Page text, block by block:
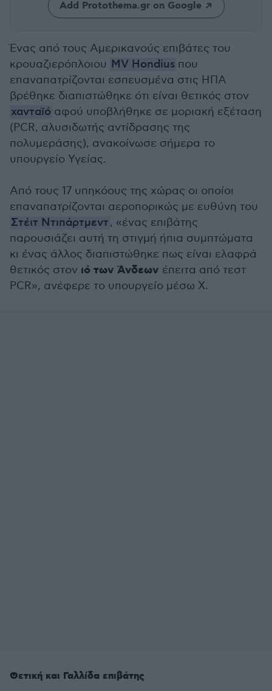
Add Protothema.gr on Google
Ένας από τους Αμερικανούς επιβάτες του
κρουαζιερόπλοιου MV Hondius που
επαναπατρίζονται εσπευσμένα στις ΗΠΑ
βρέθηκε διαπιστώθηκε ότι είναι θετικός στον
χανταϊό αφού υποβλήθηκε σε μοριακή εξέταση
(PCR, αλυσιδωτής αντίδρασης της
πολυμεράσης), ανακοίνωσε σήμερα το
υπουργείο Υγείας.
Από τους 17 υπηκόους της χώρας οι οποίοι
επαναπατρίζονται αεροπορικώς με ευθύνη του
Στέιτ Ντιπάρτμεντ, «ένας επιβάτης
παρουσιάζει αυτή τη στιγμή ήπια συμπτώματα
κι ένας άλλος διαπιστώθηκε πως είναι ελαφρά
θετικός στον ιό των Άνδεων έπειτα από τεστ
PCR», ανέφερε το υπουργείο μέσω X.
Θετική και Γαλλίδα επιβάτης